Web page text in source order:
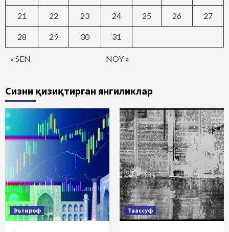
« SEN NOY »
21 22 23 24 25 26 27
28 29 30 31
Сизни қизиқтирган янгиликлар
Эътироф Таассуф